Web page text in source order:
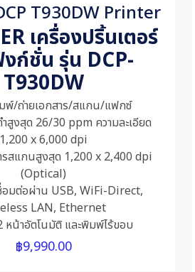
Save
website in
the next
T930DW Printer
เครื่องปริ้นเตอร์
ก์ชั่น รุ่น DCP-
T930DW
/ถ่ายเอกสาร/สแกน/แฟกซ์
สูงสุด 26/30 ppm ความละเอียด
1,200 x 6,000 dpi
รสแกนสูงสุด 1,200 x 2,400 dpi
(Optical)
อมต่อผ่าน USB, WiFi-Direct,
LAN, Ethernet
หน้าอัตโนมัติ และพิมพ์ไร้ขอบ
฿9,990.00